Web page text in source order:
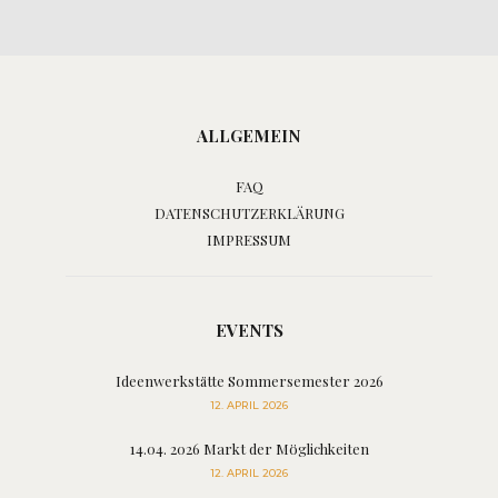
ALLGEMEIN
FAQ
DATENSCHUTZERKLÄRUNG
IMPRESSUM
EVENTS
Ideenwerkstätte Sommersemester 2026
12. APRIL 2026
14.04. 2026 Markt der Möglichkeiten
12. APRIL 2026